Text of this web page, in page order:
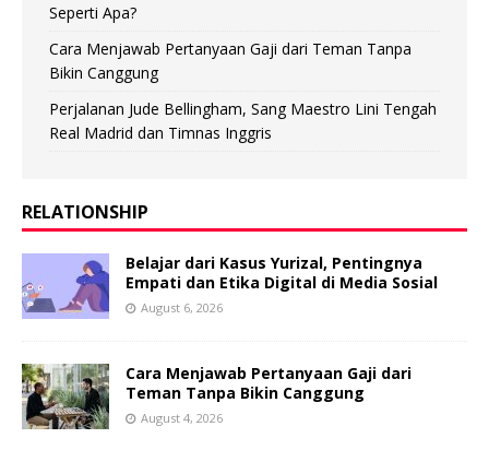
Seperti Apa?
Cara Menjawab Pertanyaan Gaji dari Teman Tanpa
Bikin Canggung
Perjalanan Jude Bellingham, Sang Maestro Lini Tengah
Real Madrid dan Timnas Inggris
RELATIONSHIP
Belajar dari Kasus Yurizal, Pentingnya
Empati dan Etika Digital di Media Sosial
August 6, 2026
Cara Menjawab Pertanyaan Gaji dari
Teman Tanpa Bikin Canggung
August 4, 2026